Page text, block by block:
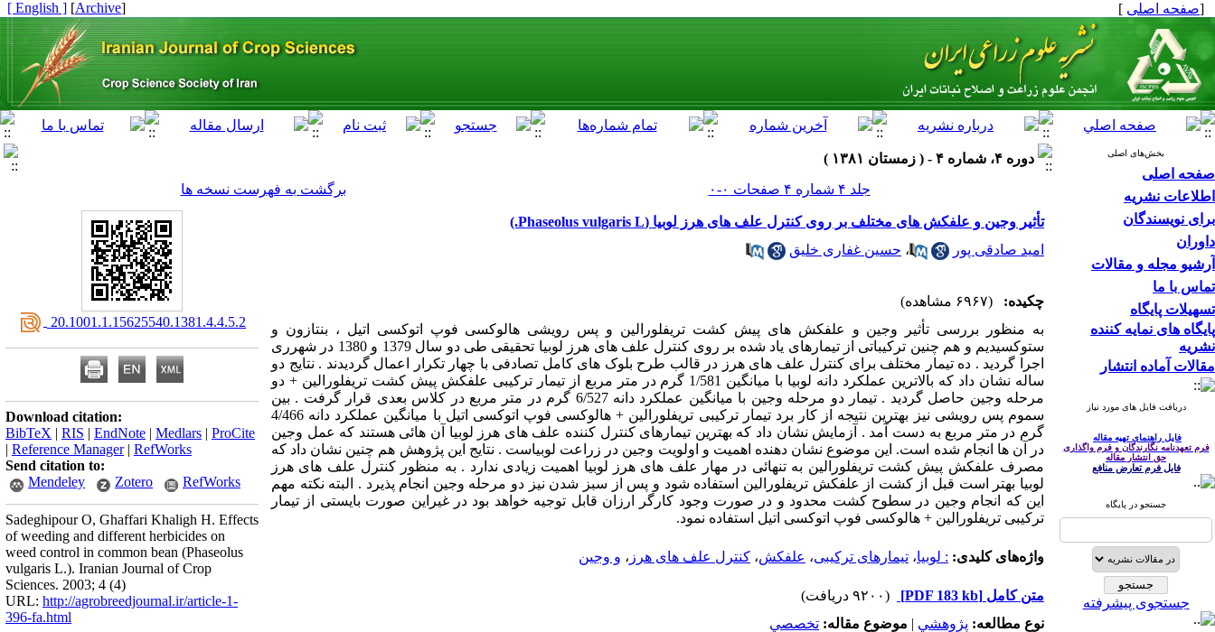
[صفحه اصلی ]
[
Archive
]
[ English ]
بخش‌های اصلی
صفحه اصلی
اطلاعات نشریه
برای نویسندگان
داوران
آرشیو مجله و مقالات
تماس با ما
تسهیلات پایگاه
پایگاه های نمایه کننده
نشریه
مقالات آماده انتشار
دریافت فایل های مورد نیاز
فایل راهنمای تهیه مقاله
فرم تعهدنامه نگارندگان و فرم واگذاری
حق انتشار مقاله
فایل فرم تعارض منافع
جستجو در پایگاه
جستجوی پیشرفته
دوره ۴، شماره ۴ - ( زمستان ۱۳۸۱ )
جلد ۴ شماره ۴ صفحات ۰-۰
برگشت به فهرست نسخه ها
تأثیر وجین و علفکش های مختلف بر روی کنترل علف های هرز لوبیا (Phaseolus vulgaris L.)
امید صادقی پور
، حسین غفاری خلیق
چکیده:
(۶۹۶۷ مشاهده)
به منظور بررسی تأثیر وجین و علفکش های پیش کشت تریفلورالین و پس رویشی هالوکسی فوپ اتوکسی اتیل ، بنتازون و
ستوکسیدیم و هم چنین ترکیباتی از تیمارهای یاد شده بر روی کنترل علف های هرز لوبیا تحقیقی طی دو سال 1379 و 1380 در شهرری
اجرا گردید . ده تیمار مختلف برای کنترل علف های هرز در قالب طرح بلوک های کامل تصادفی با چهار تکرار اعمال گردیدند . نتایج دو
ساله نشان داد که بالاترین عملکرد دانه لوبیا با میانگین 1/581 گرم در متر مربع از تیمار ترکیبی علفکش پیش کشت تریفلورالین + دو
مرحله وجین حاصل گردید . تیمار دو مرحله وجین با میانگین عملکرد دانه 6/527 گرم در متر مربع در کلاس بعدی قرار گرفت . بین
سموم پس رویشی نیز بهترین نتیجه از کار برد تیمار ترکیبی تریفلورالین + هالوکسی فوپ اتوکسی اتیل با میانگین عملکرد دانه 4/466
گرم در متر مربع به دست آمد . آزمایش نشان داد که بهترین تیمارهای کنترل کننده علف های هرز لوبیا آن هائی هستند که عمل وجین
در آن ها انجام شده است. این موضوع نشان دهنده اهمیت و اولویت وجین در زراعت لوبیاست . نتایج این پژوهش هم چنین نشان داد که
مصرف علفکش پیش کشت تریفلورالین به تنهائی در مهار علف های هرز لوبیا اهمیت زیادی ندارد . به منظور کنترل علف های هرز
لوبیا بهتر است قبل از کشت از علفکش تریفلورالین استفاده شود و پس از سبز شدن نیز دو مرحله وجین انجام پذیرد . البته نکته مهم
این که انجام وجین در سطوح کشت محدود و در صورت وجود کارگر ارزان قابل توجیه خواهد بود در غیراین صورت بایستی از تیمار
ترکیبی تریفلورالین + هالوکسی فوپ اتوکسی اتیل استفاده نمود.
واژه‌های کلیدی: : لوبیا، تیمارهای ترکیبی، علفکش، کنترل علف های هرز ، و وجین
متن کامل [PDF 183 kb]
(۹۲۰۰ دریافت)
نوع مطالعه: پژوهشي | موضوع مقاله: تخصصي
‎ 20.1001.1.15625540.1381.4.4.5.2
Download citation:
BibTeX | RIS | EndNote | Medlars | ProCite
| Reference Manager| RefWorks
Send citation to:
Mendeley
Zotero RefWorks
Sadeghipour O, Ghaffari Khaligh H. Effects
of weeding and different herbicides on
weed control in common bean (Phaseolus
vulgaris L.). Iranian Journal of Crop
Sciences. 2003; 4 (4)
URL: http://agrobreedjournal.ir/article-1-
396-fa.html